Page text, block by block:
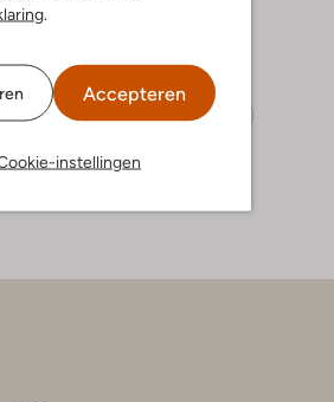
.
Accepteren
instellingen
Hilfiger Katoen